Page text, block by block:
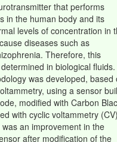
that performs
in the human body and its
levels of concentration in
diseases such as
Therefore, this
in biological
was developed, based
using a sensor
modified with Carbon
with cyclic voltammetry
an improvement in the
after modification of the